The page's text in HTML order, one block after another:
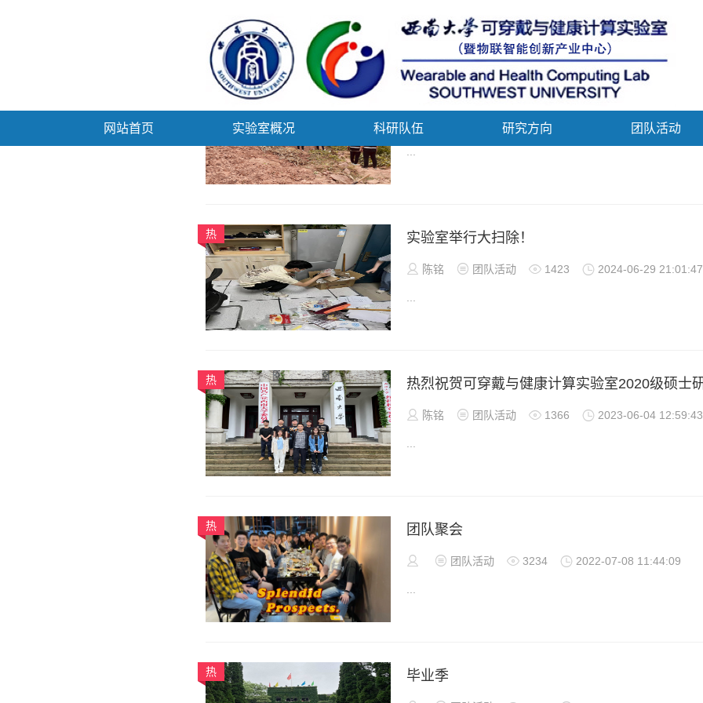
网站首页 实验室概况 科研队伍 研究方向 团队活动
张衡教授携学生开展危险岩石体原位多维特征评
 稂时盼 团队活动  2024-10-15 21:53:43
热 实验室举行大扫除！
 陈铭  团队活动  1423  2024-06-29 21:01:47
热 热烈祝贺可穿戴与健康计算实验室2020级硕士
 陈铭  团队活动  1366  2023-06-04 12:59:43
热 团队聚会
  团队活动  3234  2022-07-08 11:44:09
热 毕业季